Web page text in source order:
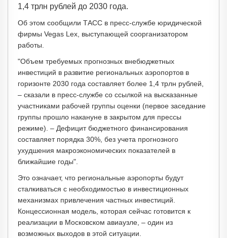
1,4 трлн рублей до 2030 года.
Об этом сообщили ТАСС в пресс-службе юридической
фирмы Vegas Lex, выступающей соорганизатором
работы.
"Объем требуемых прогнозных внебюджетных
инвестиций в развитие региональных аэропортов в
горизонте 2030 года составляет более 1,4 трлн рублей,
– сказали в пресс-службе со ссылкой на высказанные
участниками рабочей группы оценки (первое заседание
группы прошло накануне в закрытом для прессы
режиме). – Дефицит бюджетного финансирования
составляет порядка 30%, без учета прогнозного
ухудшения макроэкономических показателей в
ближайшие годы".
Это означает, что региональные аэропорты будут
сталкиваться с необходимостью в инвестиционных
механизмах привлечения частных инвестиций.
Концессионная модель, которая сейчас готовится к
реализации в Московском авиаузле, – один из
возможных выходов в этой ситуации.